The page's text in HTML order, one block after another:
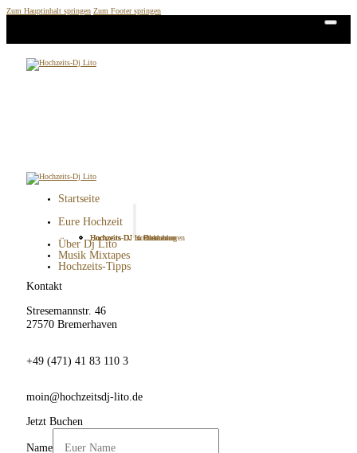
Zum Hauptinhalt springen Zum Footer springen
Startseite
Eure Hochzeit
Hochzeits DJ in Bremen
Hochzeits DJ in Bremerhaven
Hochzeits DJ in Cuxhaven
Hochzeits DJ in Oldenburg
Hochzeits-DJ Kosten
Über Dj Lito
Musik Mixtapes
Hochzeits-Tipps
Kontakt
Stresemannstr. 46
27570 Bremerhaven
+49 (471) 41 83 110 3
moin@hochzeitsdj-lito.de
Jetzt Buchen
Name